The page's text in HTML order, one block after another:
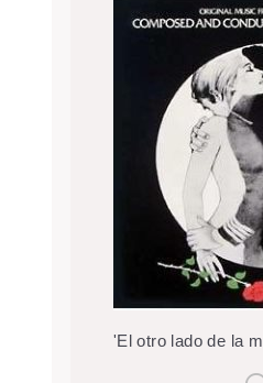
'El otro lado de la